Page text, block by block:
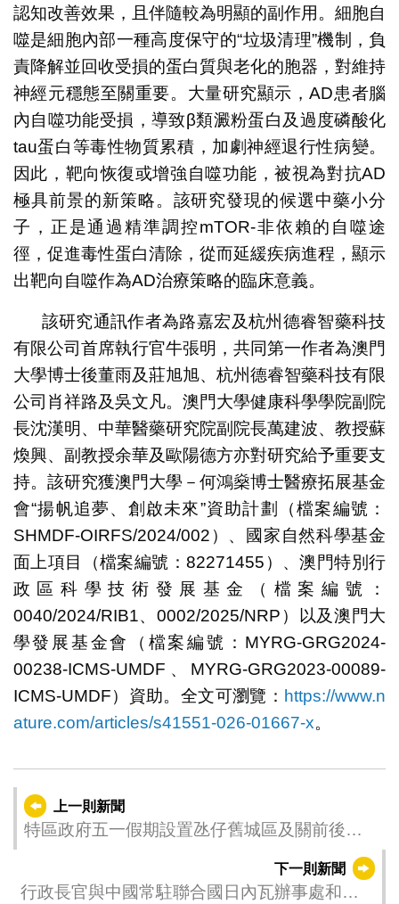
認知改善效果，且伴隨較為明顯的副作用。細胞自
噬是細胞內部一種高度保守的“垃圾清理”機制，負
責降解並回收受損的蛋白質與老化的胞器，對維持
神經元穩態至關重要。大量研究顯示，AD患者腦
內自噬功能受損，導致β類澱粉蛋白及過度磷酸化
tau蛋白等毒性物質累積，加劇神經退行性病變。
因此，靶向恢復或增強自噬功能，被視為對抗AD
極具前景的新策略。該研究發現的候選中藥小分
子，正是通過精準調控mTOR-非依賴的自噬途
徑，促進毒性蛋白清除，從而延緩疾病進程，顯示
出靶向自噬作為AD治療策略的臨床意義。
該研究通訊作者為路嘉宏及杭州德睿智藥科技
有限公司首席執行官牛張明，共同第一作者為澳門
大學博士後董雨及莊旭旭、杭州德睿智藥科技有限
公司肖祥路及吳文凡。澳門大學健康科學學院副院
長沈漢明、中華醫藥研究院副院長萬建波、教授蘇
煥興、副教授余華及歐陽德方亦對研究給予重要支
持。該研究獲澳門大學－何鴻燊博士醫療拓展基金
會“揚帆追夢、創啟未來”資助計劃（檔案編號：
SHMDF-OIRFS/2024/002）、國家自然科學基金
面上項目（檔案編號：82271455）、澳門特別行
政區科學技術發展基金（檔案編號：
0040/2024/RIB1、0002/2025/NRP）以及澳門大
學發展基金會（檔案編號：MYRG-GRG2024-
00238-ICMS-UMDF、MYRG-GRG2023-00089-
ICMS-UMDF）資助。全文可瀏覽： https://www.n
ature.com/articles/s41551-026-01667-x。
上一則新聞
特區政府五一假期設置氹仔舊城區及關前後街
下一則新聞
行政長官與中國常駐聯合國日內瓦辦事處和瑞